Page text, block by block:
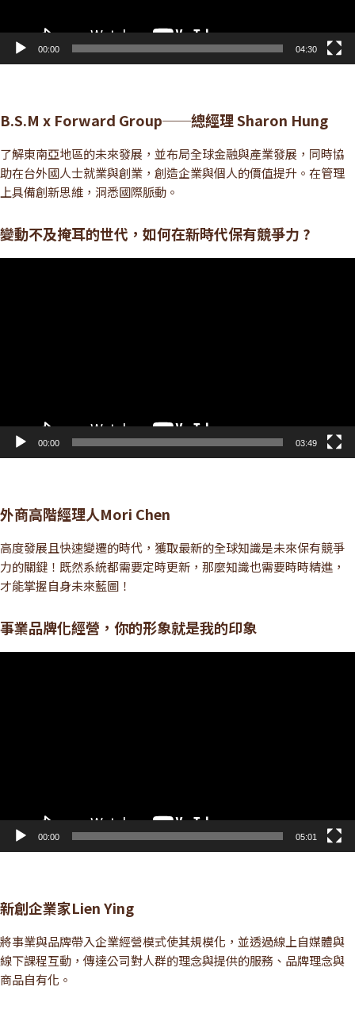
00:00 04:30
B.S.M x Forward Group──總經理 Sharon Hung
了解東南亞地區的未來發展，並布局全球金融與產業發展，同時協
助在台外國人士就業與創業，創造企業與個人的價值提升。在管理
上具備創新思維，洞悉國際脈動。
變動不及掩耳的世代，如何在新時代保有競爭力 ?
00:00 03:49
外商高階經理人Mori Chen
高度發展且快速變遷的時代，獲取最新的全球知識是未來保有競爭
力的關鍵！既然系統都需要定時更新，那麼知識也需要時時精進，
才能掌握自身未來藍圖！
事業品牌化經營，你的形象就是我的印象
00:00 05:01
新創企業家Lien Ying
將事業與品牌帶入企業經營模式使其規模化，並透過線上自媒體與
線下課程互動，傳達公司對人群的理念與提供的服務、品牌理念與
商品自有化。